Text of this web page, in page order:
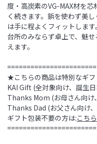
度・高炭素のVG-MAX材を
く続きます。鋲を使わず美
は手に程よくフィットしま
台所のみならず卓上で、魅
えます。
=======================
★こちらの商品は特別なギフ
KAI Gift (全対象向け、誕生
Thanks Mom (お母さん向け
Thanks Dad (お父さん向け
ギフト包装不要の方は:こちら
=======================